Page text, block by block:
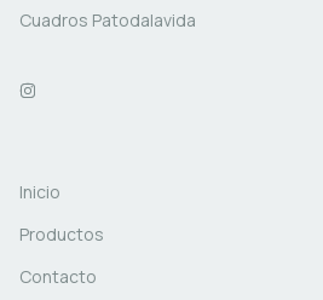
Cuadros Patodalavida
Inicio
Productos
Contacto